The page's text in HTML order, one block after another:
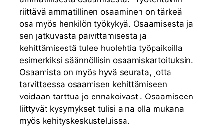
riittävä ammatillinen osaaminen on tärkeä
osa myös henkilön työkykyä. Osaamisesta ja
sen jatkuvasta päivittämisestä ja
kehittämisestä tulee huolehtia työpaikoilla
esimerkiksi säännöllisin osaamiskartoituksin.
Osaamista on myös hyvä seurata, jotta
tarvittaessa osaamisen kehittämiseen
voidaan tarttua jo ennakoivasti. Osaamiseen
liittyvät kysymykset tulisi aina olla mukana
myös kehityskeskusteluissa.